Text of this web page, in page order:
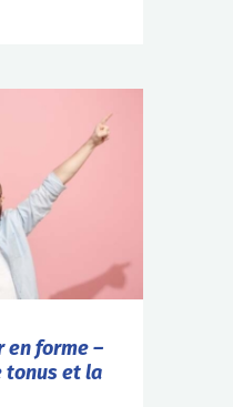
en forme –
tonus et la